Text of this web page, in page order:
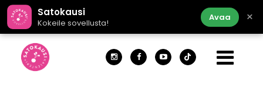
Satokausi
Kokeile sovellusta!
Avaa ×